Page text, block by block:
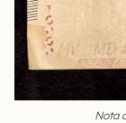
Nota